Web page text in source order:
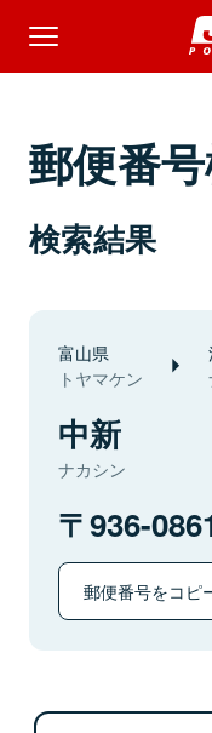
郵便番
検索結果
富山県
トヤマケン
中新
ナカシン
936-
郵便番号をコピ